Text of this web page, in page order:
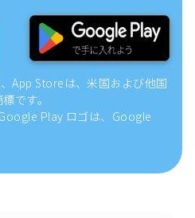
App Storeは、米国および他国
です。
Play ロゴは、Google